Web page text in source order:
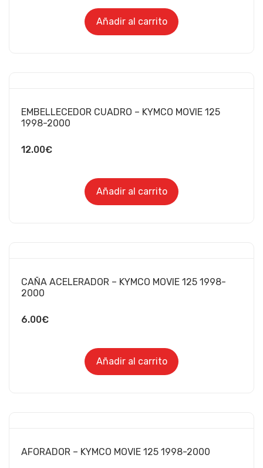
Añadir al carrito
EMBELLECEDOR CUADRO – KYMCO MOVIE 125
1998-2000
12.00€
Añadir al carrito
CAÑA ACELERADOR – KYMCO MOVIE 125 1998-
2000
6.00€
Añadir al carrito
AFORADOR – KYMCO MOVIE 125 1998-2000